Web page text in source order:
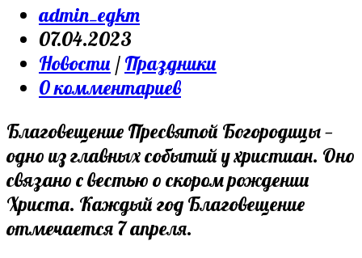
Post
author:
admin_egkm
Запись
опубликована:
07.04.2023
Post
category:
Новости / Праздники
Post
0 комментариев
Благовещение Пресвятой Богородицы —
одно из главных событий у христиан. Оно
связано с вестью о скором рождении
Христа. Каждый год Благовещение
отмечается 7 апреля.